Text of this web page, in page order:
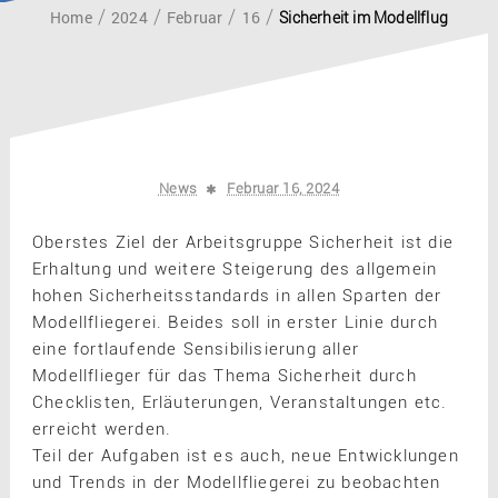
Home 2024 Februar 16 Sicherheit im Modellflug
News Februar 16, 2024
Oberstes Ziel der Arbeitsgruppe Sicherheit ist die
Erhaltung und weitere Steigerung des allgemein
hohen Sicherheitsstandards in allen Sparten der
Modellfliegerei. Beides soll in erster Linie durch
eine fortlaufende Sensibilisierung aller
Modellflieger für das Thema Sicherheit durch
Checklisten, Erläuterungen, Veranstaltungen etc.
erreicht werden.
Teil der Aufgaben ist es auch, neue Entwicklungen
und Trends in der Modellfliegerei zu beobachten